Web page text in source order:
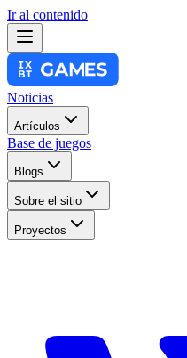
Ir al contenido
Noticias
Artículos
Base de juegos
Blogs
Sobre el sitio
Proyectos